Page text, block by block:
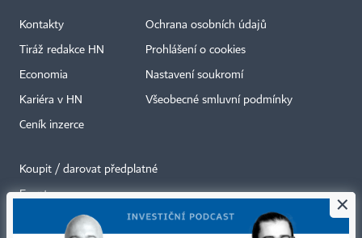
Kontakty
Tiráž redakce HN
Economia
Kariéra v HN
Ceník inzerce
Ochrana osobních údajů
Prohlášení o cookies
Nastavení soukromí
Všeobecné smluvní podmínky
Koupit / darovat předplatné
Eventy
Newslettery
×